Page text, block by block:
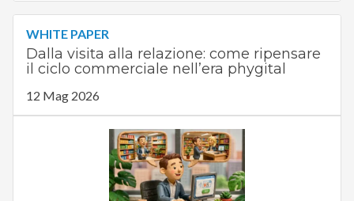
WHITE PAPER
Dalla visita alla relazione: come ripensare
il ciclo commerciale nell’era phygital
12 Mag 2026